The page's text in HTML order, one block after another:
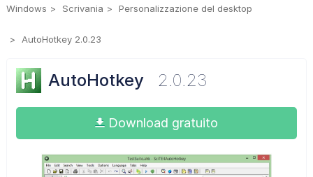
Windows Scrivania Personalizzazione del desktop
AutoHotkey 2.0.23
AutoHotkey 2.0.23
Download gratuito